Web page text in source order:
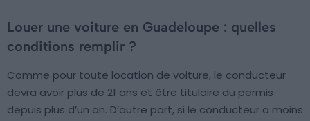
Louer une voiture en Guadeloupe : quelles
conditions remplir ?
Comme pour toute location de voiture, le conducteur
devra avoir plus de 21 ans et être titulaire du permis
depuis plus d’un an. D’autre part, si le conducteur a moins